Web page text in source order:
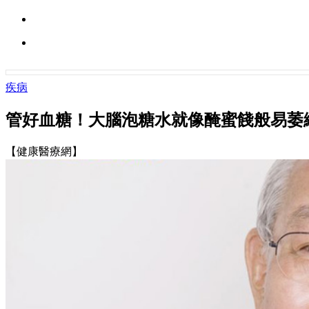
疾病
管好血糖！大腦泡糖水就像醃蜜餞般易萎
【健康醫療網】